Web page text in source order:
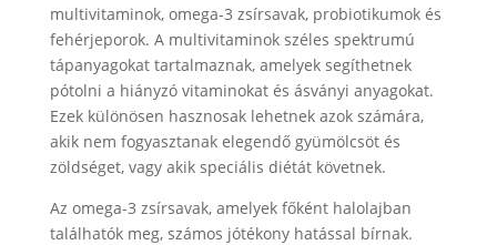
multivitaminok, omega-3 zsírsavak, probiotikumok és
fehérjeporok. A multivitaminok széles spektrumú
tápanyagokat tartalmaznak, amelyek segíthetnek
pótolni a hiányzó vitaminokat és ásványi anyagokat.
Ezek különösen hasznosak lehetnek azok számára,
akik nem fogyasztanak elegendő gyümölcsöt és
zöldséget, vagy akik speciális diétát követnek.
Az omega-3 zsírsavak, amelyek főként halolajban
találhatók meg, számos jótékony hatással bírnak.